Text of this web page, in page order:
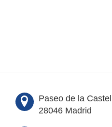
Paseo de la
28046 Madrid